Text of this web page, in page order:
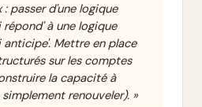
: passer d'une logique
à une logique
anticipe'. Mettre en place
sur les comptes
la capacité à
simplement renouveler). »